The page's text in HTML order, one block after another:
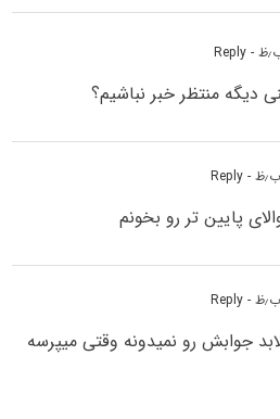
- Reply
منتظر خبر نباشیم؟
- Reply
پایین تر رو بخونم
- Reply
جوابش رو نمیدونه وقتی میپرسه